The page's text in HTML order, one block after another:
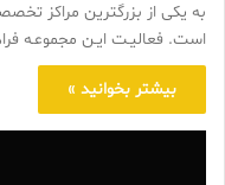
به یکی از بزرگترین مراکز
است. فعالیـت ایـن مجموعـه
بیشتر بخوانید »